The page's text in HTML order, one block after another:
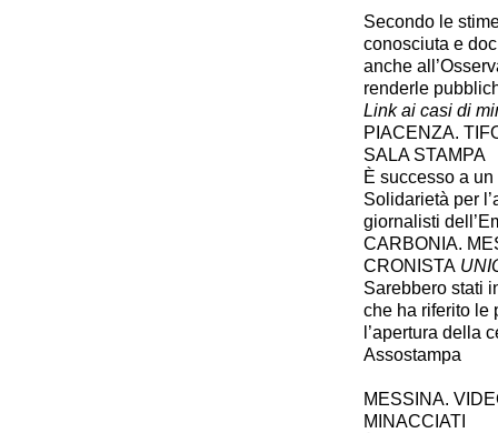
Secondo le
conosciuta e
anche
renderle
Link ai casi di
PIACENZA.
SALA STAMPA
È successo a
Solidarietà per
giornalisti
CARBONIA.
CRONISTA
Sarebbero stati
che ha riferito le
l’apertura della
Assostampa
MESSINA.
MINACCIATI